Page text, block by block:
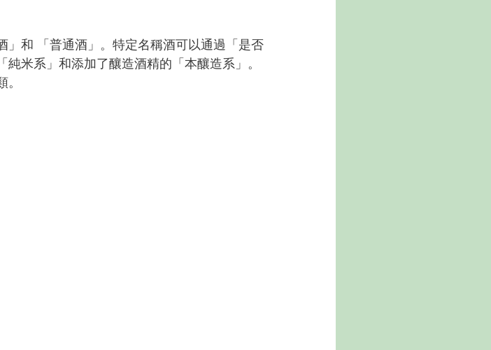
和 「普通酒」。 特定名稱酒可以通過「是否
米系」和添加了釀造酒精的「本釀造系」。